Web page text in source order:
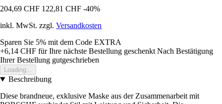
204,69 CHF 122,81 CHF -40%
inkl. MwSt. zzgl. Versandkosten
Sparen Sie 5% mit dem Code EXTRA
+6,14 CHF für Ihre nächste Bestellung geschenkt Nach Bestätigung
Ihrer Bestellung gutgeschrieben
Loading...
Beschreibung
Diese brandneue, exklusive Maske aus der Zusammenarbeit mit